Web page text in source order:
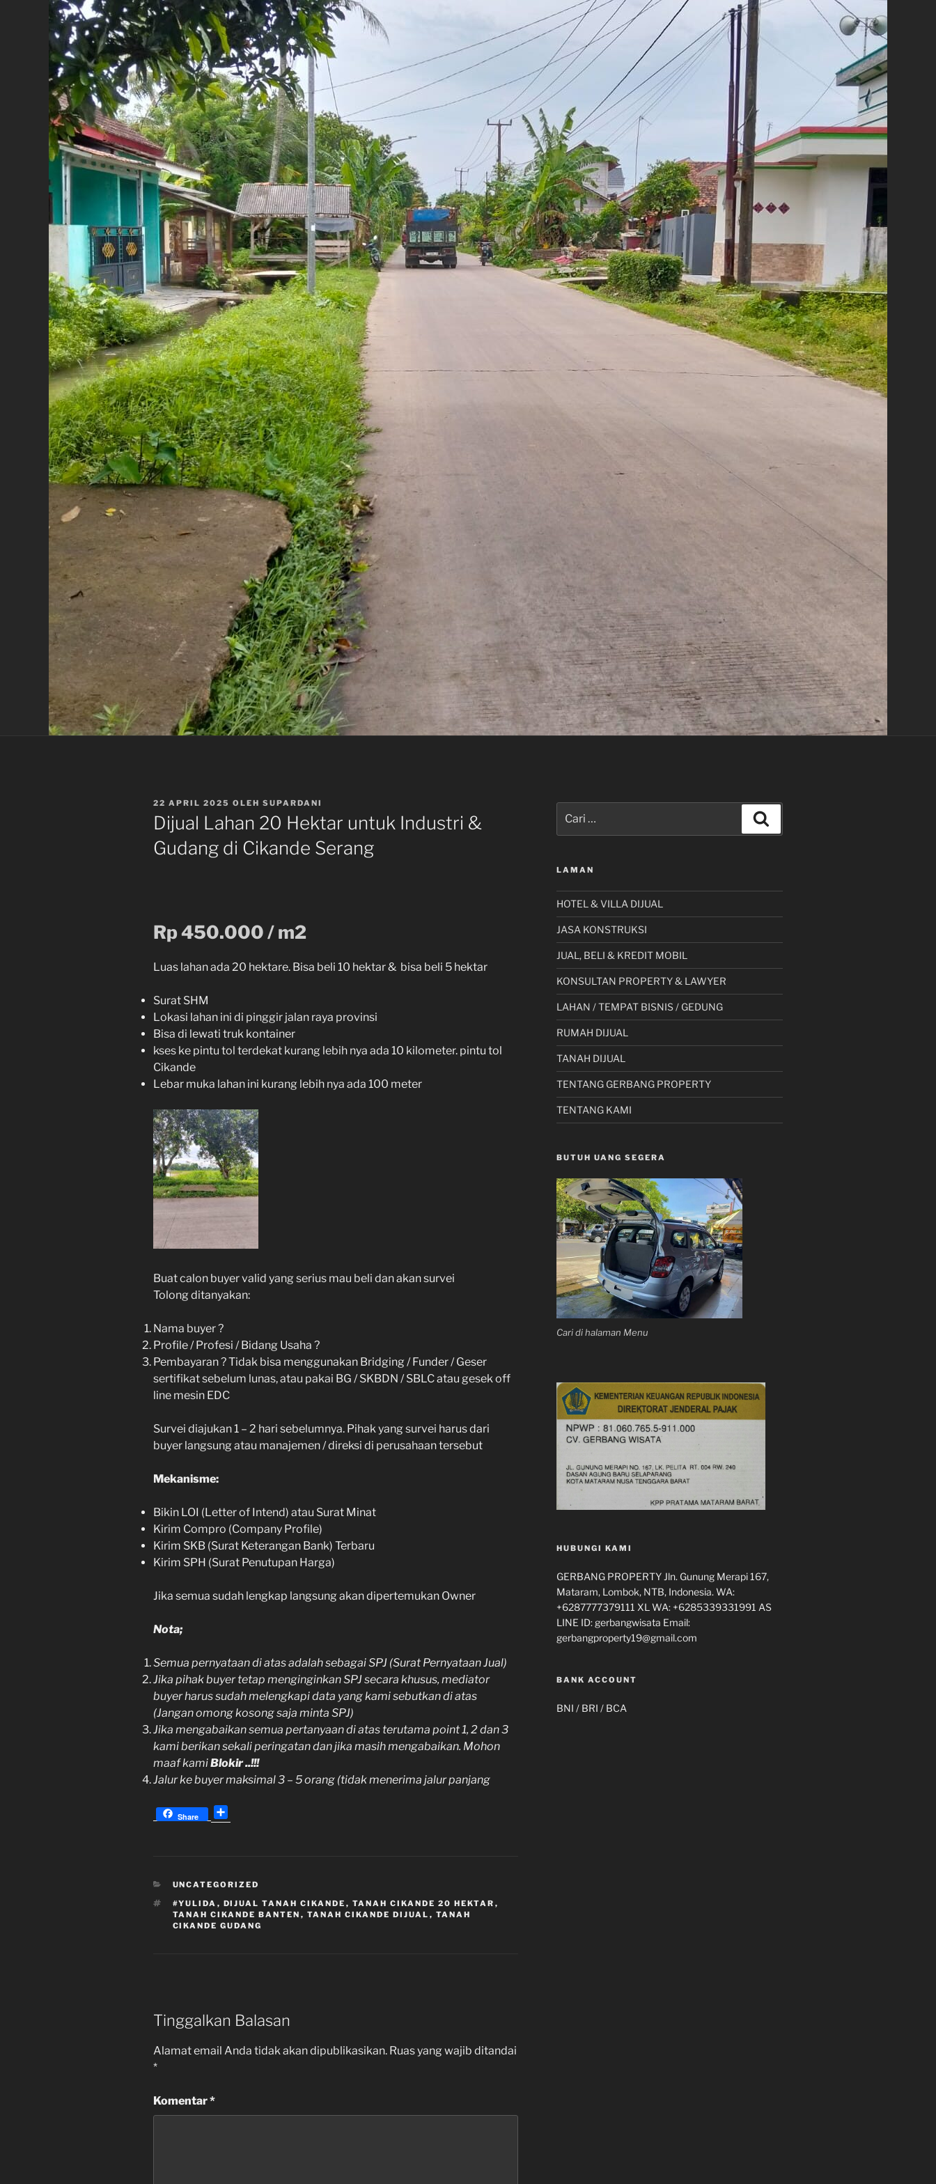
DIPOSKAN
PADA
22 APRIL 2025 OLEH SUPARDANI
Dijual Lahan 20 Hektar untuk Industri &
Gudang di Cikande Serang
Rp 450.000 / m2
Luas lahan ada 20 hektare. Bisa beli 10 hektar & bisa beli 5 hektar
Surat SHM
Lokasi lahan ini di pinggir jalan raya provinsi
Bisa di lewati truk kontainer
kses ke pintu tol terdekat kurang lebih nya ada 10 kilometer. pintu tol
Cikande
Lebar muka lahan ini kurang lebih nya ada 100 meter
Buat calon buyer valid yang serius mau beli dan akan survei
Tolong ditanyakan:
Nama buyer ?
Profile / Profesi / Bidang Usaha ?
Pembayaran ? Tidak bisa menggunakan Bridging / Funder / Geser
sertifikat sebelum lunas, atau pakai BG / SKBDN / SBLC atau gesek off
line mesin EDC
Survei diajukan 1 – 2 hari sebelumnya. Pihak yang survei harus dari
buyer langsung atau manajemen / direksi di perusahaan tersebut
Mekanisme:
Bikin LOI (Letter of Intend) atau Surat Minat
Kirim Compro (Company Profile)
Kirim SKB (Surat Keterangan Bank) Terbaru
Kirim SPH (Surat Penutupan Harga)
Jika semua sudah lengkap langsung akan dipertemukan Owner
Nota;
Semua pernyataan di atas adalah sebagai SPJ (Surat Pernyataan Jual)
Jika pihak buyer tetap menginginkan SPJ secara khusus, mediator
buyer harus sudah melengkapi data yang kami sebutkan di atas
(Jangan omong kosong saja minta SPJ)
Jika mengabaikan semua pertanyaan di atas terutama point 1, 2 dan 3
kami berikan sekali peringatan dan jika masih mengabaikan. Mohon
maaf kamiBlokir ..!!!
Jalur ke buyer maksimal 3 – 5 orang (tidak menerima jalur panjang
Share
h
KATEGORI
UNCATEGORIZED
TAG
#YULIDA , DIJUAL TANAH CIKANDE , TANAH CIKANDE 20 HEKTAR ,
TANAH CIKANDE BANTEN , TANAH CIKANDE DIJUAL , TANAH
CIKANDE GUDANG
Tinggalkan Balasan
Alamat email Anda tidak akan dipublikasikan. Ruas yang wajib ditandai
*
Komentar*
untuk:
LAMAN
HOTEL & VILLA DIJUAL
JASA KONSTRUKSI
JUAL, BELI & KREDIT MOBIL
KONSULTAN PROPERTY & LAWYER
LAHAN / TEMPAT BISNIS / GEDUNG
RUMAH DIJUAL
TANAH DIJUAL
TENTANG GERBANG PROPERTY
TENTANG KAMI
BUTUH UANG SEGERA
Cari di halaman Menu
HUBUNGI KAMI
GERBANG PROPERTY Jln. Gunung Merapi 167,
Mataram, Lombok, NTB, Indonesia. WA:
+6287777379111 XL WA: +6285339331991 AS
LINE ID: gerbangwisata Email:
gerbangproperty19@gmail.com
BANK ACCOUNT
BNI / BRI / BCA